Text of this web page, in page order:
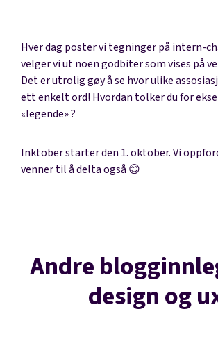
Hver dag poster vi tegninger på intern-
velger vi ut noen godbiter som vises på
Det er utrolig gøy å se hvor ulike
ett enkelt ord! Hvordan tolker du for
«legende» ?
Inktober starter den 1. oktober. Vi
venner til å delta også 😊
Andre
design og